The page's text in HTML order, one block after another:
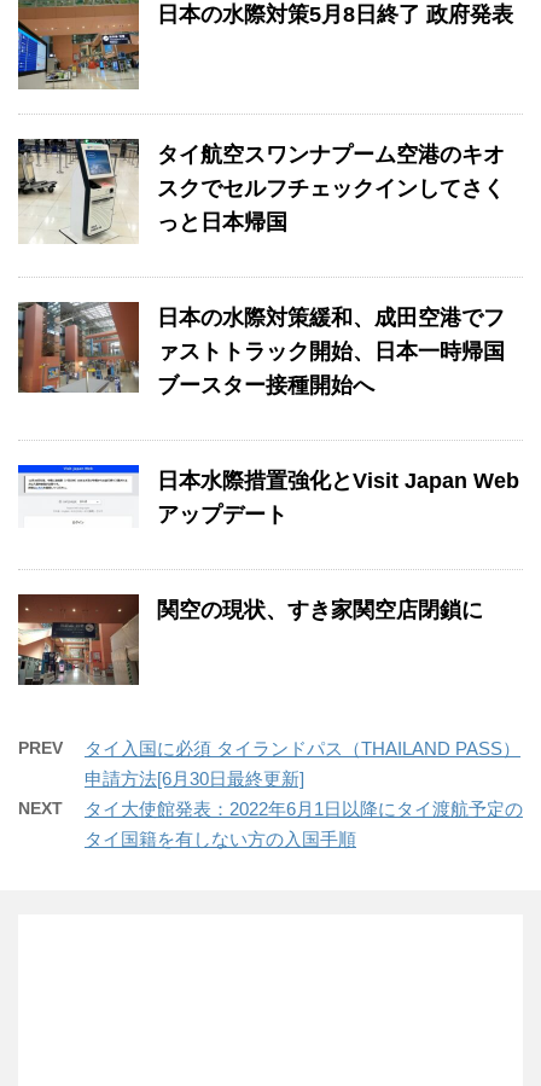
日本の水際対策5月8日終了 政府発表
タイ航空スワンナプーム空港のキオ
スクでセルフチェックインしてさく
っと日本帰国
日本の水際対策緩和、成田空港でフ
ァストトラック開始、日本一時帰国
ブースター接種開始へ
日本水際措置強化とVisit Japan Web
アップデート
関空の現状、すき家関空店閉鎖に
PREV
タイ入国に必須 タイランドパス（THAILAND PASS）
申請方法[6月30日最終更新]
NEXT
タイ大使館発表：2022年6月1日以降にタイ渡航予定の
タイ国籍を有しない方の入国手順